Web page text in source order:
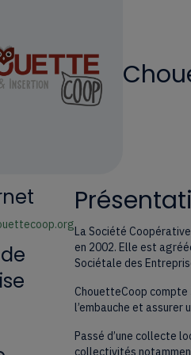
La Société
en 2002. Elle est
Sociétale des
ChouetteCoop compte
l’embauche et assurer
Passé d’une collecte
collectivités